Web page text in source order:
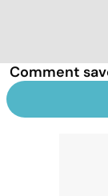
Comment